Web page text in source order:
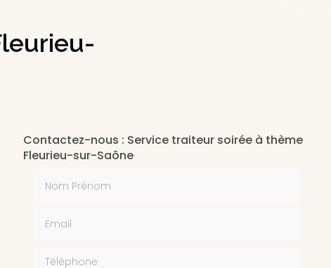
Contactez-nous : Service traiteur soirée à thème
Fleurieu-sur-Saône